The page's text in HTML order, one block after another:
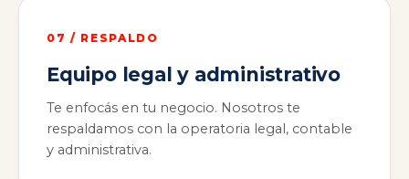
07 / RESPALDO
Equipo legal y administrativo
Te enfocás en tu negocio. Nosotros te
respaldamos con la operatoria legal, contable
y administrativa.